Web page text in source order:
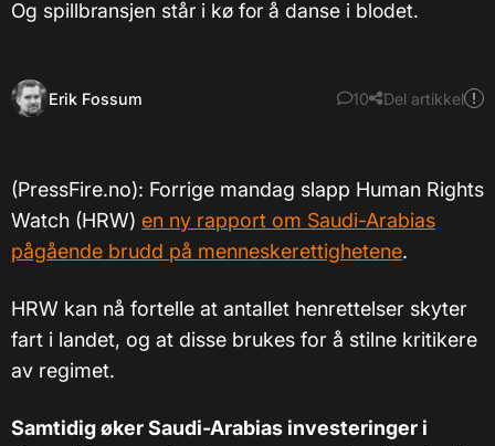
Og spillbransjen står i kø for å danse i blodet.
Erik Fossum 10 Del artikkel
(PressFire.no): Forrige mandag slapp Human Rights
Watch (HRW) en ny rapport om Saudi-Arabias
pågående brudd på menneskerettighetene.
HRW kan nå fortelle at antallet henrettelser skyter
fart i landet, og at disse brukes for å stilne kritikere
av regimet.
Samtidig øker Saudi-Arabias investeringer i